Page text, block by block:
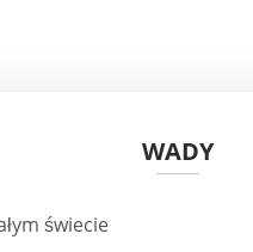
WADY
świecie